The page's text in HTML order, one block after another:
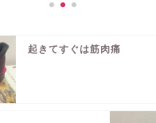
起きてすぐは筋肉痛